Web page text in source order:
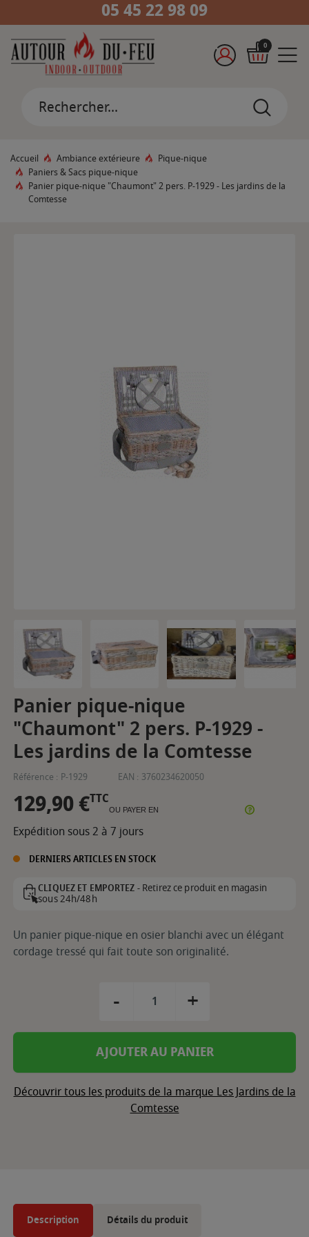
05 45 22 98 09
0
Accueil Ambiance extérieure
Pique-nique
Paniers & Sacs pique-nique
Panier pique-nique "Chaumont" 2 pers. P-1929 - Les jardins de la
Comtesse
Panier pique-nique
"Chaumont" 2 pers. P-1929 -
Les jardins de la Comtesse
Référence : P-1929 EAN : 3760234620050
129,90 €TTC
OU PAYER EN
Expédition sous 2 à 7 jours
DERNIERS ARTICLES EN STOCK
CLIQUEZ ET EMPORTEZ -Retirez ce produit en magasin
sous 24h/48h
Un panier pique-nique en osier blanchi avec un élégant
cordage tressé qui fait toute son originalité.
- +
AJOUTER AU PANIER
Découvrir tous les produits de la marque Les Jardins de la
Comtesse
Description Détails du produit